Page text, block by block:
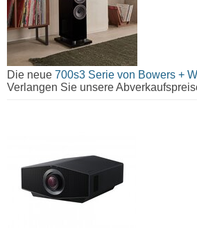
Die neue 700s3 Serie von Bowers +
Verlangen Sie unsere